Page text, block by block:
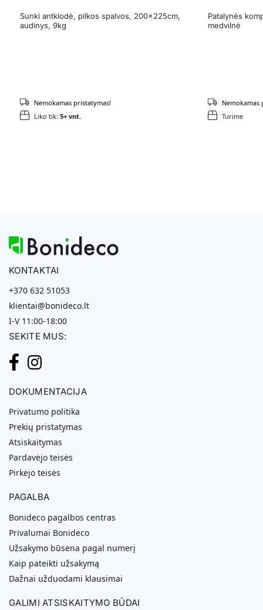
Sunki antklodė, pilkos spalvos, 200x225cm,
audinys, 9kg
Liko tik: 5+ vnt.
Nemokamas pristatymas!
Patalynės
medvilnė
Turime
Nemokamas
KONTAKTAI
+370 632 51053
klientai@bonideco.lt
I-V 11:00-18:00
SEKITE MUS:
DOKUMENTACIJA
Privatumo politika
Prekių pristatymas
Atsiskaitymas
Pardavėjo teisės
Pirkėjo teisės
PAGALBA
Bonideco pagalbos centras
Privalumai Bonideco
Užsakymo būsena pagal numerį
Kaip pateikti užsakymą
Dažnai užduodami klausimai
GALIMI ATSISKAITYMO BŪDAI